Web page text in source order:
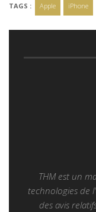
TAGS : Apple iPhone
THM est un
technologies de
des avis